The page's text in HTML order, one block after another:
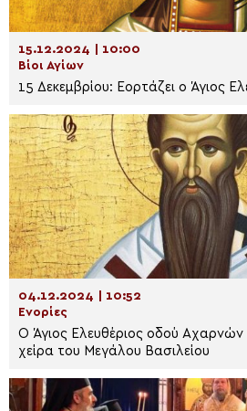
15.12.2024 | 10:00
Βίοι Αγίων
15 Δεκεμβρίου: Εορτάζει ο Άγιος
04.12.2024 | 10:52
Ενορίες
Ο Άγιος Ελευθέριος οδού Αχαρνών
χείρα του Μεγάλου Βασιλείου